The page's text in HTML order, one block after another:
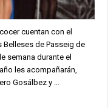
cuentan con el
de Passeig de
semana durante el
les acompañarán,
Gosálbez y …